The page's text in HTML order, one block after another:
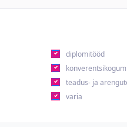
diplomitööd
teadus- ja
varia